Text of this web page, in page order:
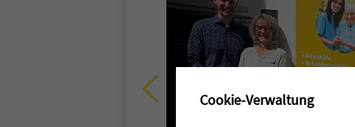
Cookie-Verwaltung